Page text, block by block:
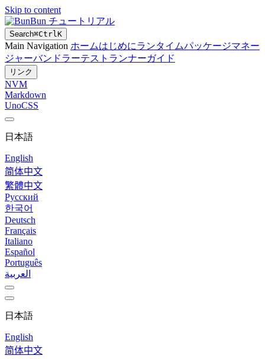
Skip to content
Bun チュートリアル
Search⌘CtrlK
Main Navigation ホームはじめにランタイムパッケージマネー
ジャーバンドラーテストランナーガイド
リンク
NVM
Markdown
UnoCSS
日本語
English
简体中文
繁體中文
Русский
한국어
Deutsch
Français
Italiano
Español
Português
العربية
日本語
English
简体中文